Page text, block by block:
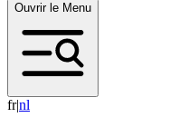
Ouvrir le Menu
fr|nl